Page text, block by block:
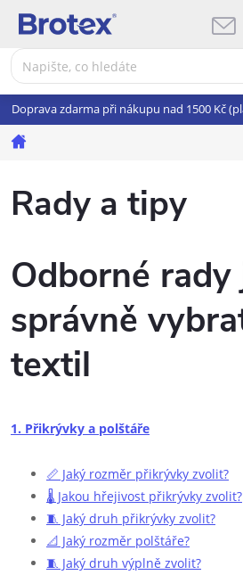
Přejít
obsah
Doprava zdarma při nákupu nad 1500 Kč
Rady a tipy
Odborné rady
správně
textil
1. Přikrývky a polštáře
📏 Jaký rozměr přikrývky zvolit?
🌡️ Jakou hřejivost přikrývky zvolit?
🧵 Jaký druh přikrývky zvolit?
📐 Jaký rozměr polštáře?
🧵 Jaký druh výplně zvolit?